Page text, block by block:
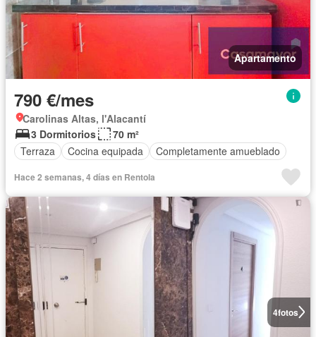
Apartamento
790 €/mes
Carolinas Altas, l'Alacantí
3 Dormitorios
70 m²
Terraza
Cocina equipada Completamente amueblado
Hace 2 semanas, 4 días en Rentola
4fotos